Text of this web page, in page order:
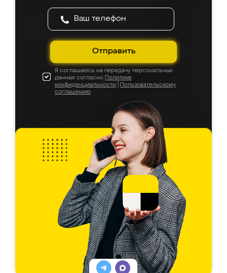
Отправить
Я соглашаюсь на передачу персональных
данных согласно Политике
конфиденциальности
Пользовательскому
соглашению